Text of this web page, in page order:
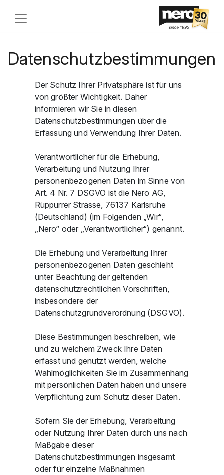
Datenschutzbestimmungen
Der Schutz Ihrer Privatsphäre ist für uns
von größter Wichtigkeit. Daher
informieren wir Sie in diesen
Datenschutzbestimmungen über die
Erfassung und Verwendung Ihrer Daten.
Verantwortlicher für die Erhebung,
Verarbeitung und Nutzung Ihrer
personenbezogenen Daten im Sinne von
Art. 4 Nr. 7 DSGVO ist die Nero AG,
Rüppurrer Strasse, 76137 Karlsruhe
(Deutschland) (im Folgenden „Wir“,
„Nero“ oder „Verantwortlicher“) genannt.
Die Erhebung und Verarbeitung Ihrer
personenbezogenen Daten geschieht
unter Beachtung der geltenden
datenschutzrechtlichen Vorschriften,
insbesondere der
Datenschutzgrundverordnung (DSGVO).
Diese Bestimmungen beschreiben, wie
und zu welchem Zweck Ihre Daten
erfasst und genutzt werden, welche
Wahlmöglichkeiten Sie im Zusammenhang
mit persönlichen Daten haben und unsere
Verpflichtung zum Schutz dieser Daten.
Sofern Sie der Erhebung, Verarbeitung
oder Nutzung Ihrer Daten durch uns nach
Maßgabe dieser
Datenschutzbestimmungen insgesamt
oder für einzelne Maßnahmen